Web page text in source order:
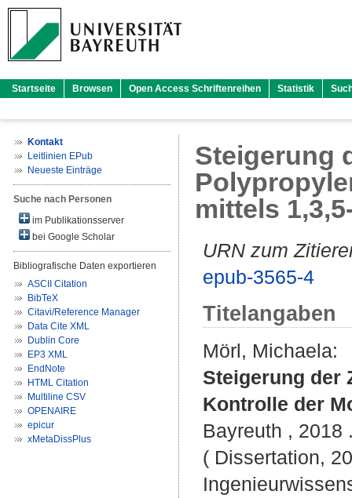
Startseite Browsen Open Access Schriftenreihen Statistik
Kontakt
Leitlinien EPub
Neueste Einträge
Suche nach Personen
im Publikationsserver
bei Google Scholar
Bibliografische Daten exportieren
ASCII Citation
BibTeX
Citavi/Reference Manager
Data Cite XML
Dublin Core
EP3 XML
EndNote
HTML Citation
Multiline CSV
OPENAIRE
epicur
xMetaDissPlus
Steigerung
mittels
URN zum
epub-3565-4
Titelangaben
Mörl, Michaela:
Steigerung der
Kontrolle der
Bayreuth , 2018
( Dissertation,